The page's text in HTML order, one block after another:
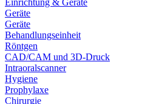
Einrichtung & Geräte
Geräte
Geräte
Behandlungseinheit
Röntgen
CAD/CAM und 3D-Druck
Intraoralscanner
Hygiene
Prophylaxe
Chirurgie